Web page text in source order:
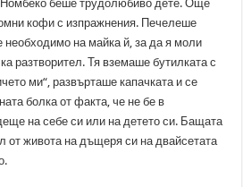
Номбеко беше трудолюбиво дете. Още
кофи с изпражнения. Печелеше
необходимо на майка й, за да я моли
разтворител. Тя вземаше бутилката с
ми“, развърташе капачката и се
болка от факта, че не бе в
на себе си или на детето си. Бащата
от живота на дъщеря си на двайсетата